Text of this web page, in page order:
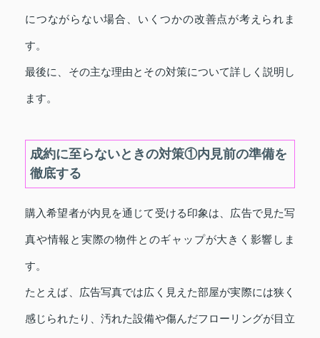
につながらない場合、いくつかの改善点が考えられま
す。
最後に、その主な理由とその対策について詳しく説明し
ます。
成約に至らないときの対策①内見前の準備を
徹底する
購入希望者が内見を通じて受ける印象は、広告で見た写
真や情報と実際の物件とのギャップが大きく影響しま
す。
たとえば、広告写真では広く見えた部屋が実際には狭く
感じられたり、汚れた設備や傷んだフローリングが目立